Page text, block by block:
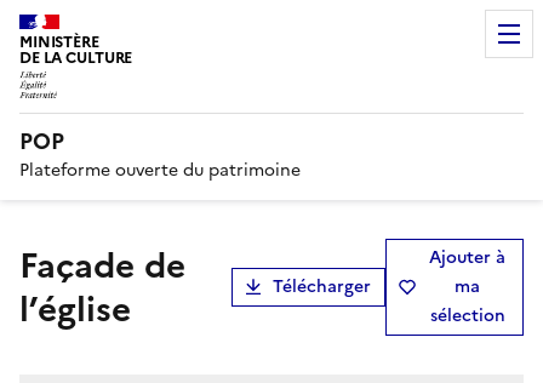
MINISTÈRE
DE LA CULTURE
POP
Plateforme ouverte du patrimoine
Façade de
l’église
Télécharger
Ajouter à
ma
sélection